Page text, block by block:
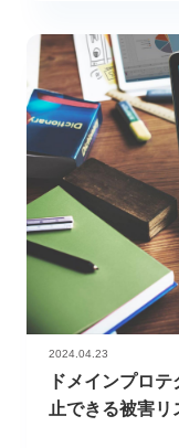
2024.04.23
ドメインプロ
止できる被害リ